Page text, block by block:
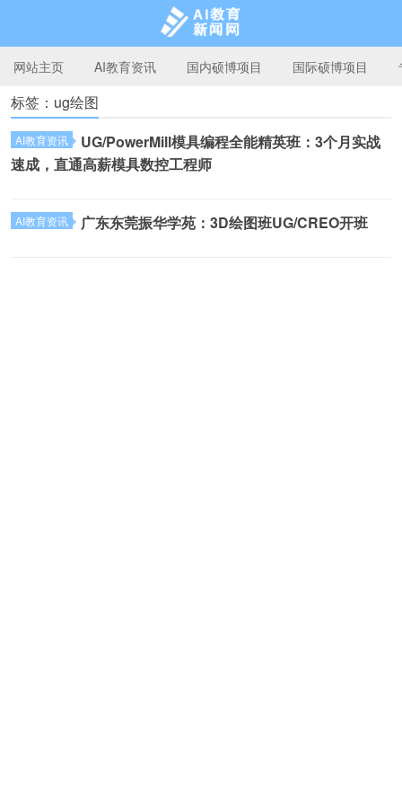
AI教育新闻网
网站主页 AI教育资讯 国内硕博项目 国际硕博项目
标签：ug绘图
AI教育资讯
UG/PowerMill模具编程全能精英班：3个月实战
速成，直通高薪模具数控工程师
AI教育资讯 广东东莞振华学苑：3D绘图班UG/CREO开班